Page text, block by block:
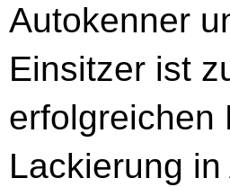
Autokenner
Einsitzer ist
erfolgreichen
Lackierung